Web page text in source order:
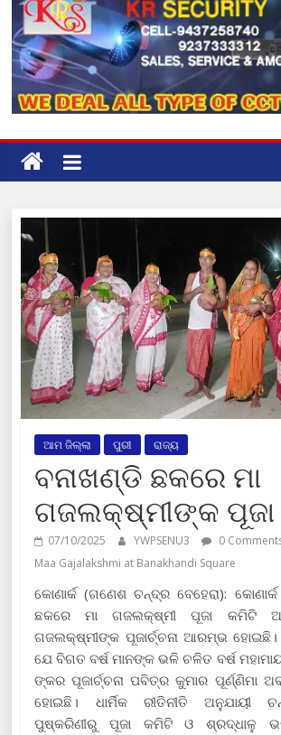
ଆମ ଜିଲ୍ଲା ପୁରୀ ରାଜ୍ୟ
ବନାଖଣ୍ଡି ଛକରେ ମା
ଗଜଲକ୍ଷ୍ମୀଙ୍କ ପୂଜା
07/10/2025 YWPSENU3 0
Maa Gajalakshmi at Banakhandi Square
କୋଣାର୍କ (ଗଣେଶ ଚନ୍ଦ୍ର ବେହେରା):
ଛକରେ ମା ଗଜଲକ୍ଷ୍ମୀ ପୂଜା କମିଟି
ଗଜଲକ୍ଷ୍ମୀଙ୍କ ପୂଜାର୍ଚ୍ଚନା ଆରମ୍ଭ
ଯେ ବିଗତ ବର୍ଷ ମାନଙ୍କ ଭଳି ଚଳିତ ବର୍ଷ
ଙ୍କର ପୂଜାର୍ଚ୍ଚନା ପବିତ୍ର କୁମାର ପୂର୍ଣ୍ଣିମା
ହୋଇଛି। ଧାର୍ମିକ ରୀତିନୀତି ଅନୁଯାୟୀ
ପୁଷ୍କରିଣୀରୁ ପୂଜା କମିଟି ଓ ଶ୍ରଦ୍ଧାଳୁ